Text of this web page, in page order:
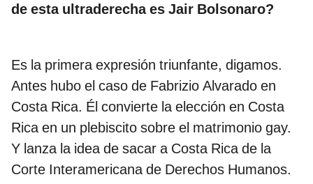
de esta ultraderecha es Jair Bolsonaro?
Es la primera expresión triunfante, digamos.
Antes hubo el caso de Fabrizio Alvarado en
Costa Rica. Él convierte la elección en Costa
Rica en un plebiscito sobre el matrimonio gay.
Y lanza la idea de sacar a Costa Rica de la
Corte Interamericana de Derechos Humanos.